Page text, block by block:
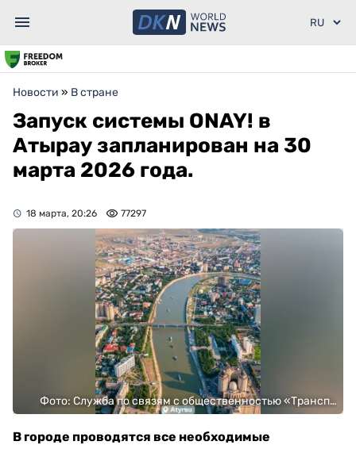
Новости » В стране
Запуск системы ONAY! в
Атырау запланирован на 30
марта 2026 года.
18 марта, 20:26 77297
Фото: Служба по связям с общественностью «Транспортный холдинг города Алматы»
В городе проводятся все необходимые